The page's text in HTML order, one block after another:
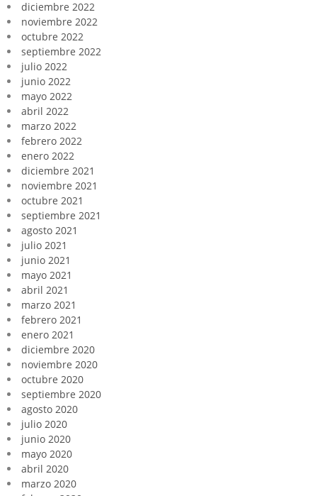
diciembre 2022
noviembre 2022
octubre 2022
septiembre 2022
julio 2022
junio 2022
mayo 2022
abril 2022
marzo 2022
febrero 2022
enero 2022
diciembre 2021
noviembre 2021
octubre 2021
septiembre 2021
agosto 2021
julio 2021
junio 2021
mayo 2021
abril 2021
marzo 2021
febrero 2021
enero 2021
diciembre 2020
noviembre 2020
octubre 2020
septiembre 2020
agosto 2020
julio 2020
junio 2020
mayo 2020
abril 2020
marzo 2020